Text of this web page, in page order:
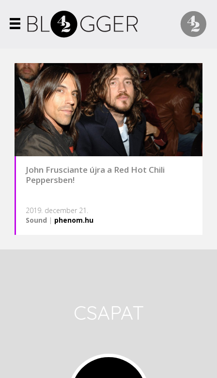
John Frusciante újra a Red Hot Chili
Peppersben!
2019. december 21.
Sound | phenom.hu
CSAPAT